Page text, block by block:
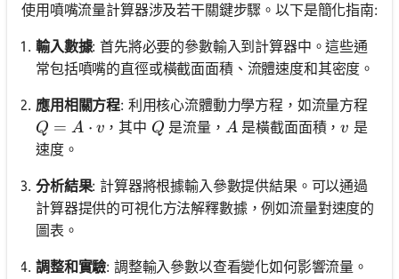
使用噴嘴流量計算器涉及若干關鍵步驟。以下是簡化指南:
輸入數據: 首先將必要的參數輸入到計算器中。這些通
常包括噴嘴的直徑或橫截面面積、流體速度和其密度。
應用相關方程: 利用核心流體動力學方程，如流量方程
Q = A \cdot v
Q = A ⋅ v ，其中 Q
Q 是流量， A
A 是橫截面面積，v
v 是
速度。
分析結果: 計算器將根據輸入參數提供結果。可以通過
計算器提供的可視化方法解釋數據，例如流量對速度的
圖表。
調整和實驗: 調整輸入參數以查看變化如何影響流量。